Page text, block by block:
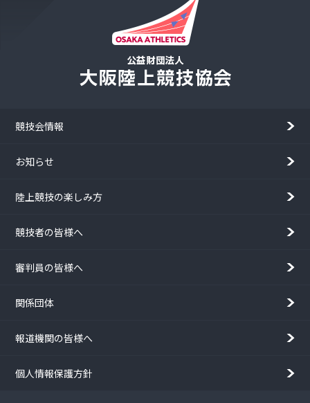
競技会情報
お知らせ
陸上競技の楽しみ方
競技者の皆様へ
審判員の皆様へ
関係団体
報道機関の皆様へ
個人情報保護方針